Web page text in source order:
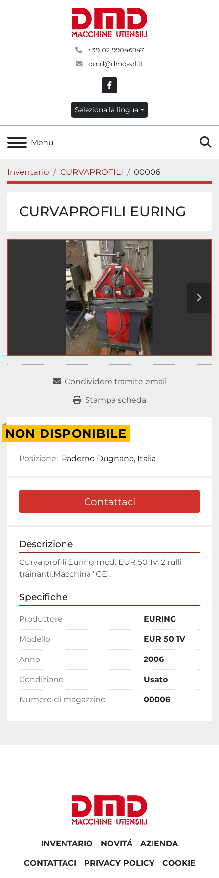
+39 02 99046947
dmd@dmd-srl.it
facebook
Seleziona la lingua
Menu
Inventario CURVAPROFILI 00006
CURVAPROFILI EURING
Condividere tramite email
Stampa scheda
NON DISPONIBILE
Posizione: Paderno Dugnano, Italia
Contattaci
Descrizione
Curva profili Euring mod. EUR 50 1V. 2 rulli
trainanti.Macchina "CE".
Specifiche
Produttore EURING
Modello EUR 50 1V
Anno 2006
Condizione Usato
Numero di magazzino 00006
INVENTARIO NOVITÁ AZIENDA
CONTATTACI PRIVACY POLICY COOKIE